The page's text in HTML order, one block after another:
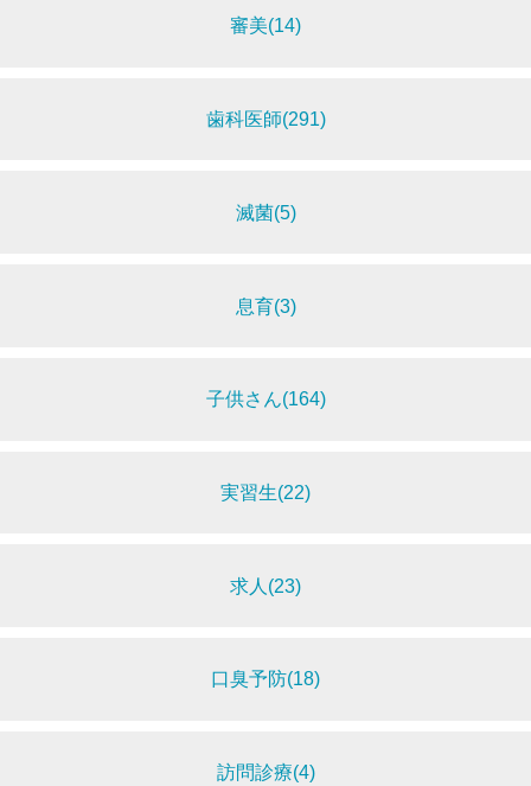
審美(14)
歯科医師(291)
滅菌(5)
息育(3)
子供さん(164)
実習生(22)
求人(23)
口臭予防(18)
訪問診療(4)